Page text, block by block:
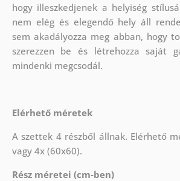
hogy illeszkedjenek a helyiség
nem elég és elegendő hely áll
sem akadályozza meg abban, hogy
szerezzen be és létrehozza saját
mindenki megcsodál.
Elérhető méretek
A szettek 4 részből állnak. Elérhető
vagy 4x (60x60).
Rész méretei (cm-ben)